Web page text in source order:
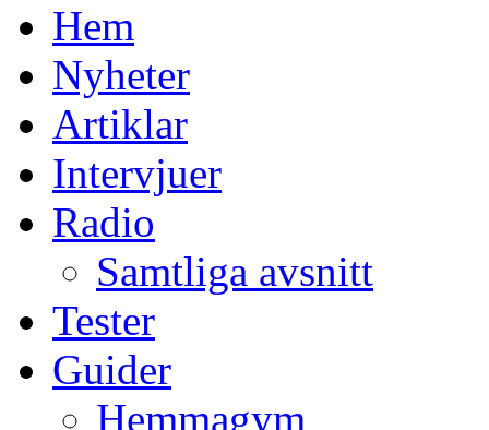
Hem
Nyheter
Artiklar
Intervjuer
Radio
Samtliga avsnitt
Tester
Guider
Hemmagym